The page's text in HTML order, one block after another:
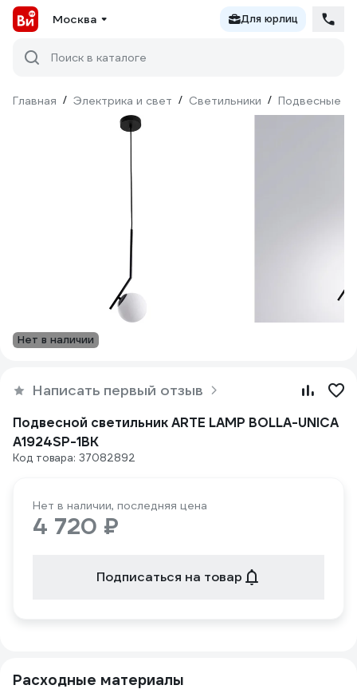
Москва Для юрлиц
Поиск в каталоге
Главная / Электрика и свет / Светильники / Подвесные
Нет в наличии
Написать первый отзыв
Подвесной светильник ARTE LAMP BOLLA-UNICA
A1924SP-1BK
Код товара: 37082892
Нет в наличии, последняя цена
4 720 ₽
Подписаться на товар
Расходные материалы